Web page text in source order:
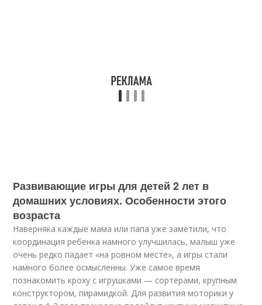
Развивающие игры для детей 2 лет в
домашних условиях. Особенности этого
возраста
Наверняка каждые мама или папа уже заметили, что
координация ребенка намного улучшилась, малыш уже
очень редко падает «на ровном месте», а игры стали
намного более осмысленны. Уже самое время
познакомить кроху с игрушками — сортерами, крупным
конструктором, пирамидкой. Для развития моторики у